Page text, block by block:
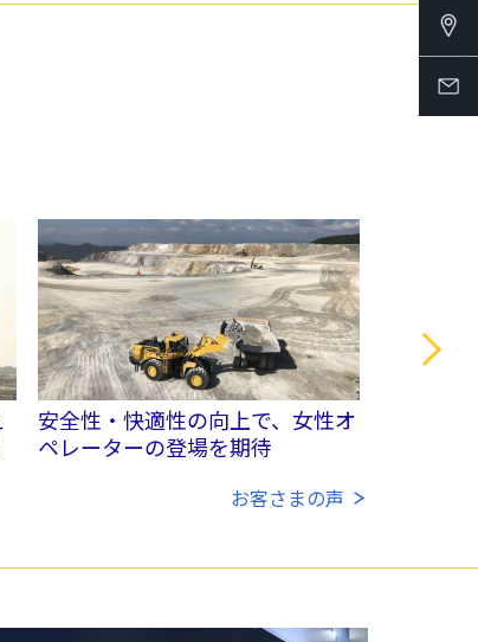
安全性・快適性の向上で、女性オ
ペレーターの登場を期待
お客さまの声